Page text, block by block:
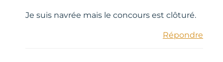
Je suis navrée mais le concours est clôturé.
Répondre